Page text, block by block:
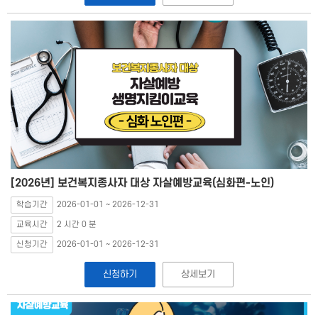
[2026년] 보건복지종사자 대상 자살예방교육(심화편-노인)
학습기간 2026-01-01 ~ 2026-12-31
교육시간 2 시간 0 분
신청기간 2026-01-01 ~ 2026-12-31
신청하기 상세보기